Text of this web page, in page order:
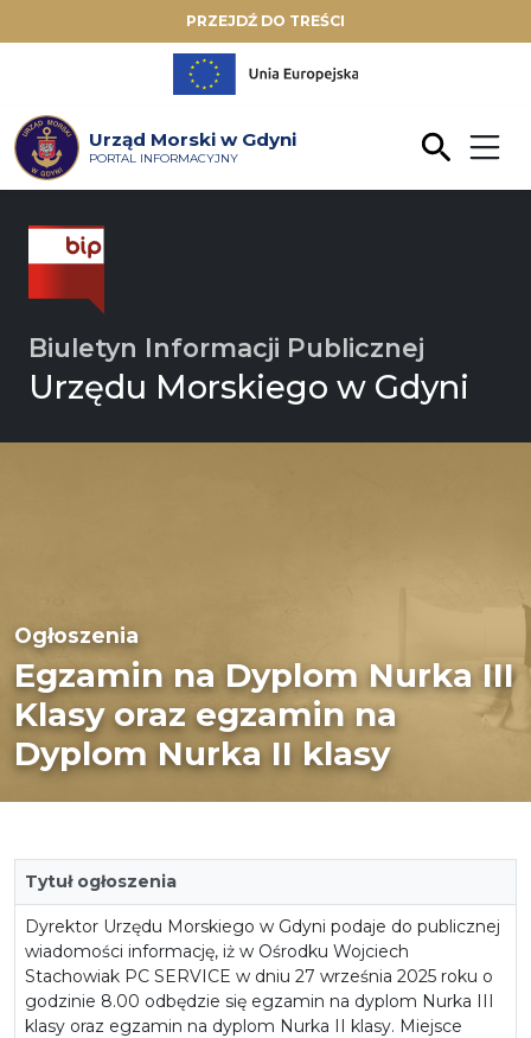
PRZEJDŹ DO TREŚCI
Urząd Morski w Gdyni
PORTAL INFORMACYJNY
Biuletyn Informacji Publicznej
Urzędu Morskiego w Gdyni
Ogłoszenia
Egzamin na Dyplom Nurka III
Klasy oraz egzamin na
Dyplom Nurka II klasy
Tytuł ogłoszenia
Dyrektor Urzędu Morskiego w Gdyni podaje do publicznej
wiadomości informację, iż w Ośrodku Wojciech
Stachowiak PC SERVICE w dniu 27 września 2025 roku o
godzinie 8.00 odbędzie się egzamin na dyplom Nurka III
klasy oraz egzamin na dyplom Nurka II klasy. Miejsce